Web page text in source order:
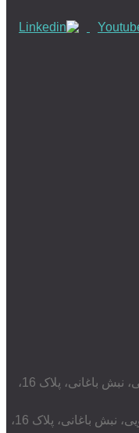
مدیریت: تهران، قلهک، خیابان کدویی، نبش باغانی، پلاک 16،
دفتر فنی: تهران، قلهک، خیابان کدویی، نبش باغانی، پلاک 16،